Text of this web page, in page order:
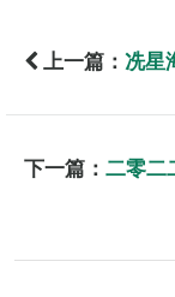
上一篇： 冼星
下一篇： 二零二